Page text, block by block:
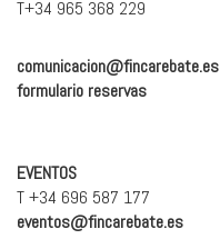
T+34 965 368 229
comunicacion@fincarebate.es
formulario reservas
EVENTOS
T +34 696 587 177
eventos@fincarebate.es